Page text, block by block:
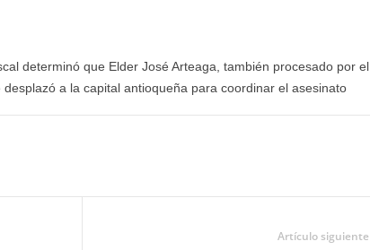
determinó que Elder José Arteaga, también procesado por el
a la capital antioqueña para coordinar el asesinato
Artículo siguiente